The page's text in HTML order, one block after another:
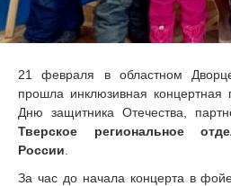
21 февраля в областном
прошла инклюзивная
Дню защитника Отечества,
Тверское региональное
России
За час до начала концерта в